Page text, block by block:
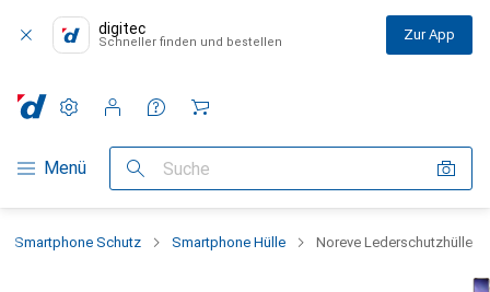
digitec
Schneller finden und bestellen Zur App
Navigation nach Kategorien
Menü Suche
Einstellungen
Kundenkonto
Vergleichslisten
Merklisten
Warenkorb
Smartphone Schutz Smartphone Hülle Noreve Lederschutzhülle